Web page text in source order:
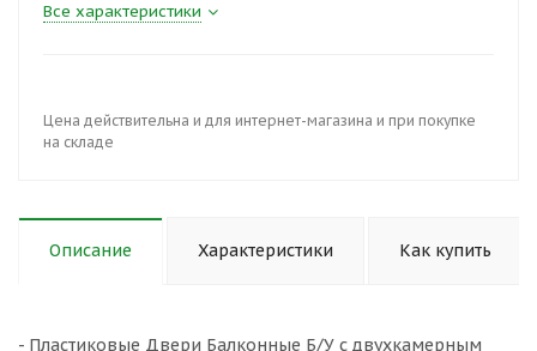
Все характеристики
Цена действительна и для интернет-магазина и при покупке
на складе
Описание Характеристики Как купить
- Пластиковые Двери Балконные Б/У с двухкамерным